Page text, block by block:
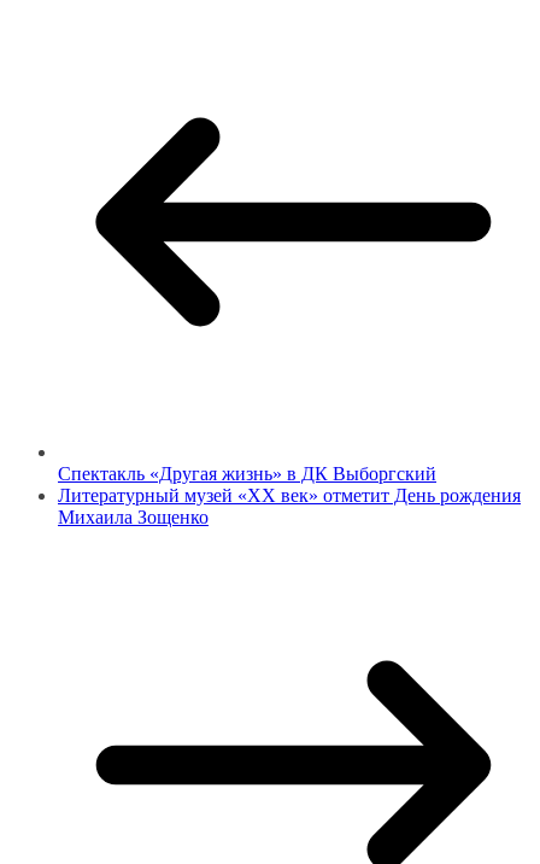
Спектакль «Другая жизнь» в ДК Выборгский
Литературный музей «ХХ век» отметит День рождения
Михаила Зощенко